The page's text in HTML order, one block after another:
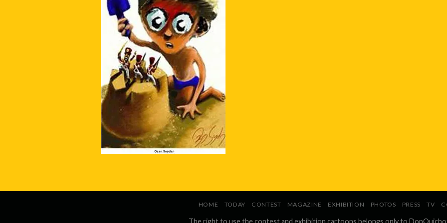
HOME TODAY CONTEST MAGAZINE EXHIBITION PHOTOS PRESS TV